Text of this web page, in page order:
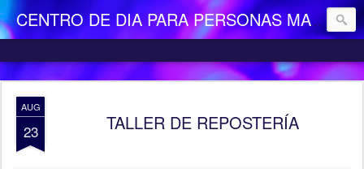
CENTRO DE DIA PARA PERSONAS MAYORES DEPENDIENTES "LA CAMOCHA"
AUG
23 TALLER DE REPOSTERÍA